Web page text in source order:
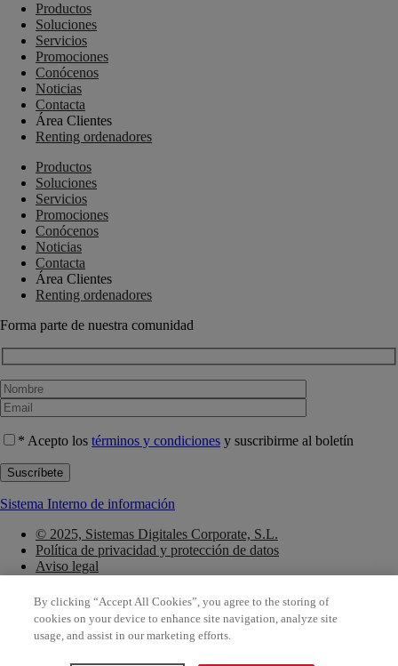
Productos
Soluciones
Servicios
Promociones
Conócenos
Noticias
Contacta
Área Clientes
Renting ordenadores
Productos
Soluciones
Servicios
Promociones
Conócenos
Noticias
Contacta
Área Clientes
Renting ordenadores
Forma parte de nuestra comunidad
* Acepto los términos y condiciones y suscribirme al boletín
Sistema Interno de información
© 2025, Sistemas Digitales Corporate, S.L.
Política de privacidad y protección de datos
Aviso legal
© 2025, Sistemas Digitales Corporate, S.L.
Política de privacidad y protección de datos
Aviso legal
Política de Cookies
By clicking “Accept All Cookies”, you agree to the storing of
cookies on your device to enhance site navigation, analyze site
usage, and assist in our marketing efforts.